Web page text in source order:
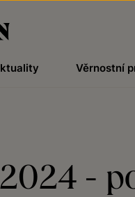
Věrnostní
-